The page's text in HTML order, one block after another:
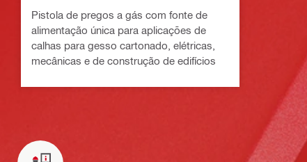
Pistola de pregos a gás com fonte de
alimentação única para aplicações de
calhas para gesso cartonado, elétricas,
mecânicas e de construção de edifícios